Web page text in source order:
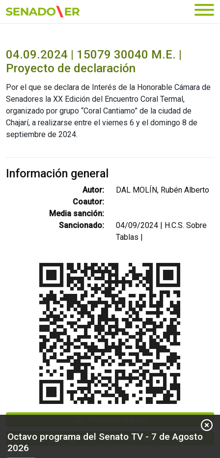
Ir al menú principal
04.09.2024 | 15079 30040 M.E. |
Proyecto de declaración
Por el que se declara de Interés de la Honorable Cámara de
Senadores la XX Edición del Encuentro Coral Termal,
organizado por grupo “Coral Cantiamo” de la ciudad de
Chajarí, a realizarse entre el viernes 6 y el domingo 8 de
septiembre de 2024.
Información general
Autor:
DAL MOLÍN, Rubén Alberto
Coautor:
Media sanción:
Sancionado:
04/09/2024 | H.C.S. Sobre
Tablas |
Proyecto sancionado
Octavo programa del Senato TV - 7 de Agosto
2026